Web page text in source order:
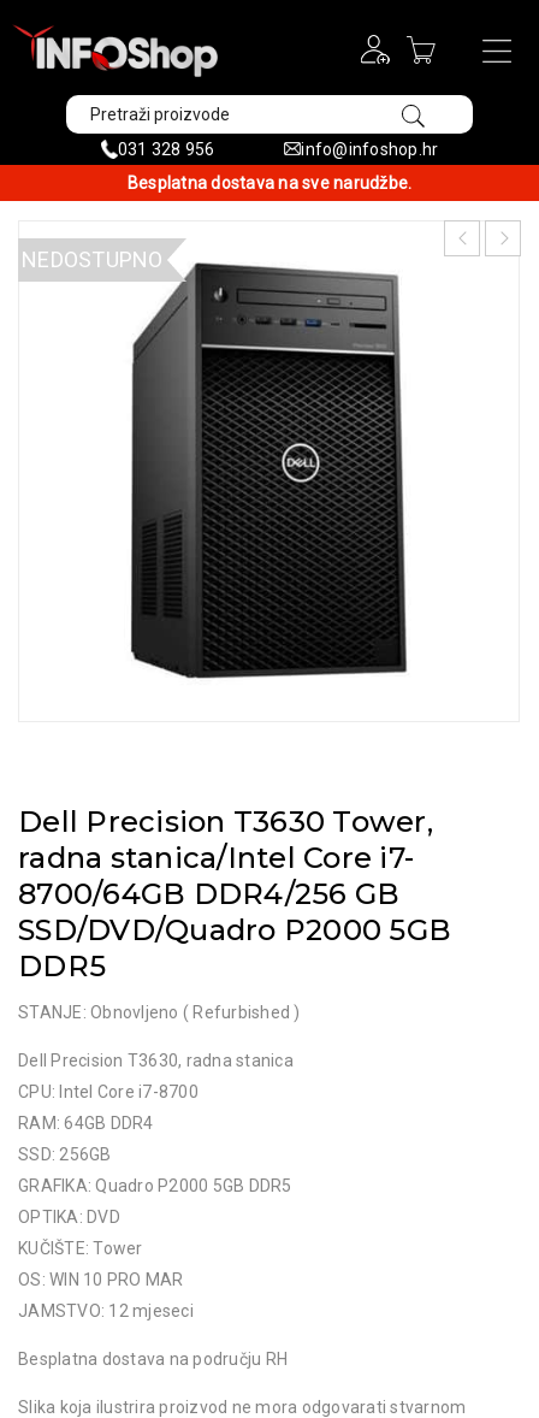
031 328 956
info@infoshop.hr
Besplatna dostava na sve narudžbe.
NEDOSTUPNO
Dell Precision T3630 Tower,
radna stanica/Intel Core i7-
8700/64GB DDR4/256 GB
SSD/DVD/Quadro P2000 5GB
DDR5
STANJE: Obnovljeno ( Refurbished )
Dell Precision T3630, radna stanica
CPU: Intel Core i7-8700
RAM: 64GB DDR4
SSD: 256GB
GRAFIKA: Quadro P2000 5GB DDR5
OPTIKA: DVD
KUČIŠTE: Tower
OS: WIN 10 PRO MAR
JAMSTVO: 12 mjeseci
Besplatna dostava na području RH
Slika koja ilustrira proizvod ne mora odgovarati stvarnom